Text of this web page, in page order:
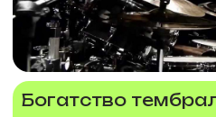
Богатство